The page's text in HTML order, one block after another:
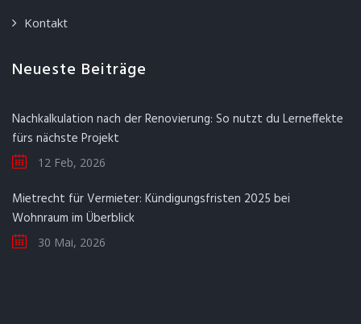
Kontakt
Neueste Beiträge
Nachkalkulation nach der Renovierung: So nutzt du Lerneffekte
fürs nächste Projekt
12 Feb, 2026
Mietrecht für Vermieter: Kündigungsfristen 2025 bei
Wohnraum im Überblick
30 Mai, 2026